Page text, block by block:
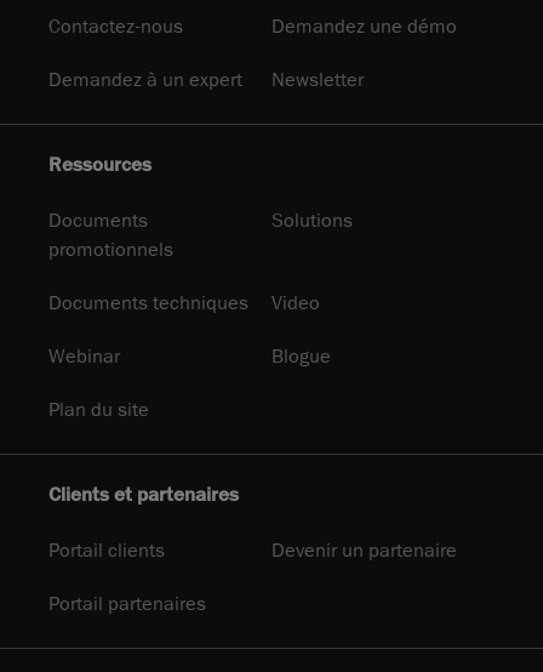
Contactez-nous Demandez une démo
Demandez à un expert Newsletter
Ressources
Documents
promotionnels
Solutions
Documents techniques Video
Webinar Blogue
Plan du site
Clients et partenaires
Portail clients Devenir un partenaire
Portail partenaires